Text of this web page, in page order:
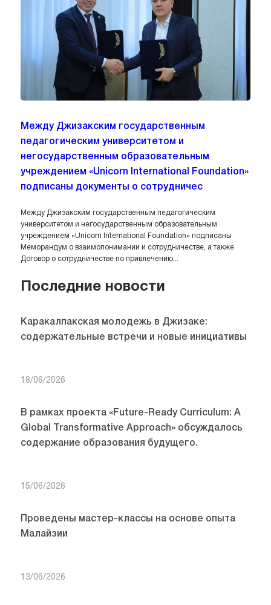
Между Джизакским государственным
педагогическим университетом и
негосударственным образовательным
учреждением «Unicorn International Foundation»
подписаны документы о сотрудничес
Между Джизакским государственным педагогическим
университетом и негосударственным образовательным
учреждением «Unicorn International Foundation» подписаны
Меморандум о взаимопонимании и сотрудничестве, а также
Договор о сотрудничестве по привлечению...
Последние новости
Каракалпакская молодежь в Джизаке:
содержательные встречи и новые инициативы
18/06/2026
В рамках проекта «Future-Ready Curriculum: A
Global Transformative Approach» обсуждалось
содержание образования будущего.
15/06/2026
Проведены мастер-классы на основе опыта
Малайзии
13/06/2026